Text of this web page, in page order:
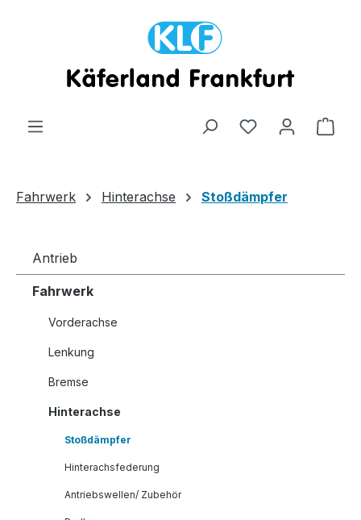
Zum Hauptinhalt springen
Fahrwerk Hinterachse Stoßdämpfer
Antrieb
Fahrwerk
Vorderachse
Lenkung
Bremse
Hinterachse
Stoßdämpfer
Hinterachsfederung
Antriebswellen/ Zubehör